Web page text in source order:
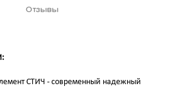
Отзывы
СТИЧ - современный надежный